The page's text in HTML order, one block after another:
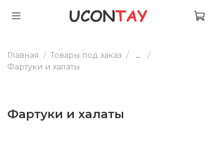
Главная Товары под заказ
...
Фартуки и халаты
Фартуки и халаты